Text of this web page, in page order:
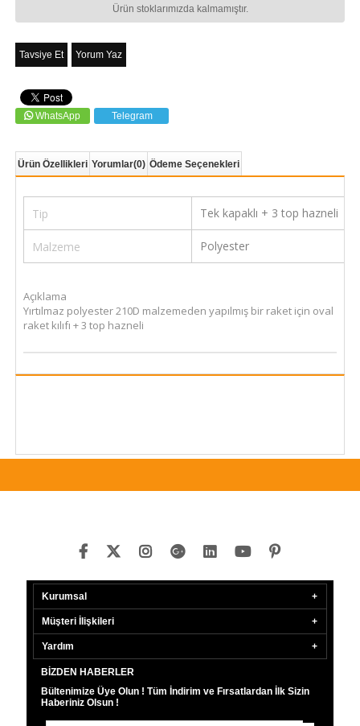
Ürün stoklarımızda kalmamıştır.
Tavsiye Et Yorum Yaz
WhatsApp Telegram
Ürün Özellikleri Yorumlar(0) Ödeme Seçenekleri
Tip Tek kapaklı + 3 top hazneli
Malzeme Polyester
Açıklama
Yırtılmaz polyester 210D malzemeden yapılmış bir raket için oval
raket kılıfı + 3 top hazneli
Kurumsal
Müşteri İlişkileri
Yardım
BIZDEN HABERLER
Bültenimize Üye Olun ! Tüm İndirim ve Fırsatlardan İlk Sizin
Haberiniz Olsun !